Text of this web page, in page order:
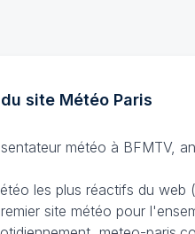
site MétéoParis
météo à BFMTV,
les plus réactifs du web
site météo pour